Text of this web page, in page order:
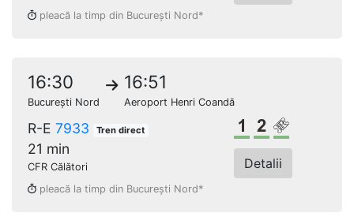
pleacă la timp din București Nord*
16:30
București Nord
16:51
Aeroport Henri Coandă
R-E 7933 Tren direct
21 min
CFR Călători
Clasa 1Clasa a 2-a
Loc
Detalii
pleacă la timp din București Nord*